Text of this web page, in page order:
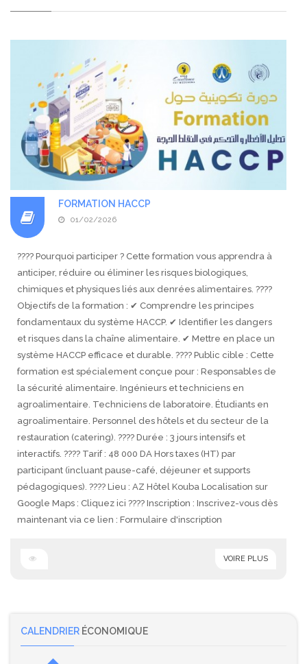
FORMATION HACCP
01/02/2026
???? Pourquoi participer ? Cette formation vous apprendra à
anticiper, réduire ou éliminer les risques biologiques,
chimiques et physiques liés aux denrées alimentaires. ????
Objectifs de la formation : ✔ Comprendre les principes
fondamentaux du système HACCP. ✔ Identifier les dangers
et risques dans la chaîne alimentaire. ✔ Mettre en place un
système HACCP efficace et durable. ???? Public cible : Cette
formation est spécialement conçue pour : Responsables de
la sécurité alimentaire. Ingénieurs et techniciens en
agroalimentaire. Techniciens de laboratoire. Étudiants en
agroalimentaire. Personnel des hôtels et du secteur de la
restauration (catering). ???? Durée : 3 jours intensifs et
interactifs. ???? Tarif : 48 000 DA Hors taxes (HT) par
participant (incluant pause-café, déjeuner et supports
pédagogiques). ???? Lieu : AZ Hôtel Kouba Localisation sur
Google Maps : Cliquez ici ????️ Inscription : Inscrivez-vous dès
maintenant via ce lien : Formulaire d'inscription
VOIRE PLUS
CALENDRIER ÉCONOMIQUE